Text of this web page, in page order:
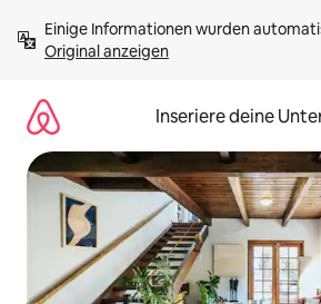
Inhalten
springenOriginal anzeigen
Inseriere deine